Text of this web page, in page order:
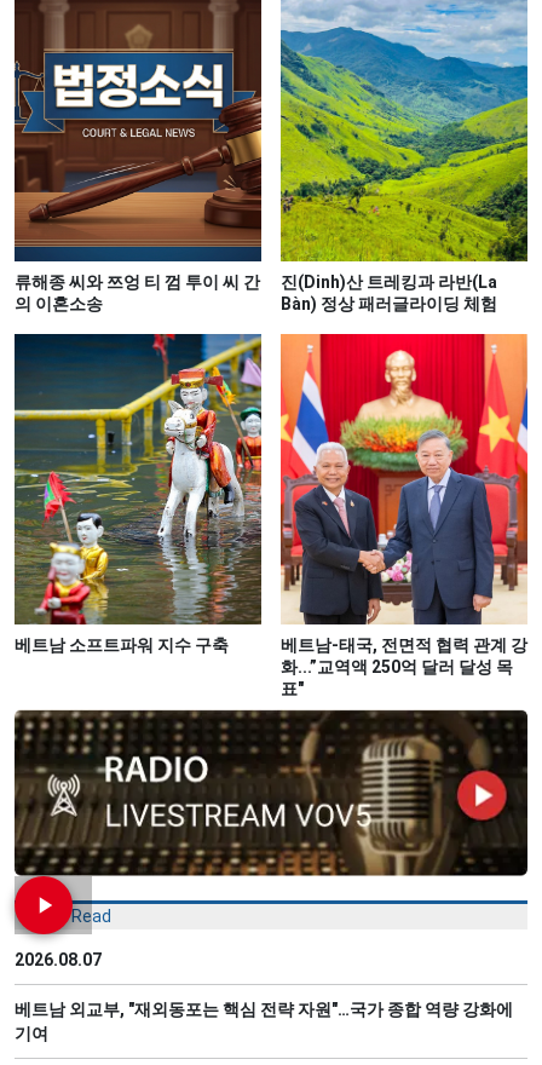
류해종 씨와 쯔엉 티 껌 투이 씨 간
의 이혼소송
진(Dinh)산 트레킹과 라반(La
Bàn) 정상 패러글라이딩 체험
베트남 소프트파워 지수 구축
베트남-태국, 전면적 협력 관계 강
화...”교역액 250억 달러 달성 목
표"
Most Read
2026.08.07
베트남 외교부, "재외동포는 핵심 전략 자원"…국가 종합 역량 강화에
기여